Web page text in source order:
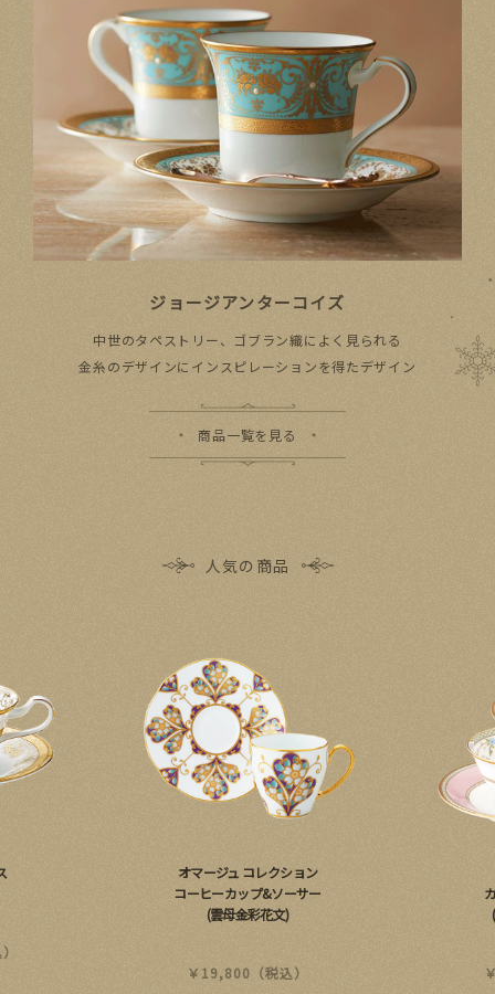
ジョージアンターコイズ
中世の​タペストリー、​ゴブラン織に​よく​見られる​
金糸の​デザインに​インスピレーションを​得た​デザイン
商品一覧を見る
人気の商品
オマージュ コレクション
コーヒーカップ&ソーサー
(雲母金彩花文)
￥19​,​800​（税込）